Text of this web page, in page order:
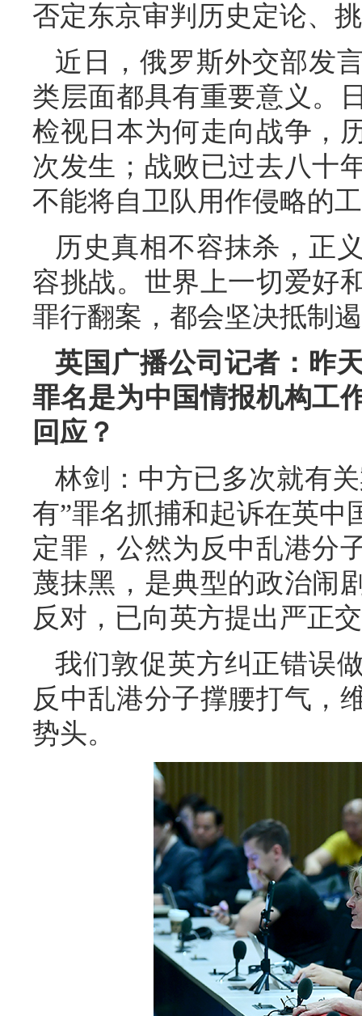
否定东京审判历史定论、
近日，俄罗斯外交部发
类层面都具有重要意义。
检视日本为何走向战争，
次发生；战败已过去八十
不能将自卫队用作侵略的
历史真相不容抹杀，正
容挑战。世界上一切爱好
罪行翻案，都会坚决抵制
英国广播公司记者：昨
罪名是为中国情报机构工
回应？
林剑：中方已多次就有
有”罪名抓捕和起诉在英中
定罪，公然为反中乱港分
蔑抹黑，是典型的政治闹
反对，已向英方提出严正
我们敦促英方纠正错误
反中乱港分子撑腰打气，
势头。